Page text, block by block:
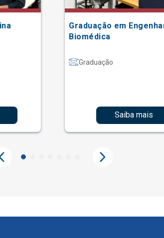
Graduação em
Biomédica
Graduação
Saiba mais